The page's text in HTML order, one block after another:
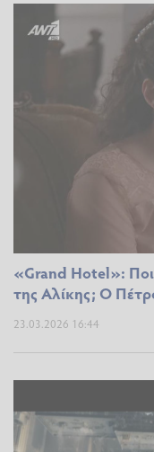
«Grand Hotel»:
της Αλίκης; Ο
23.03.2026 16:44